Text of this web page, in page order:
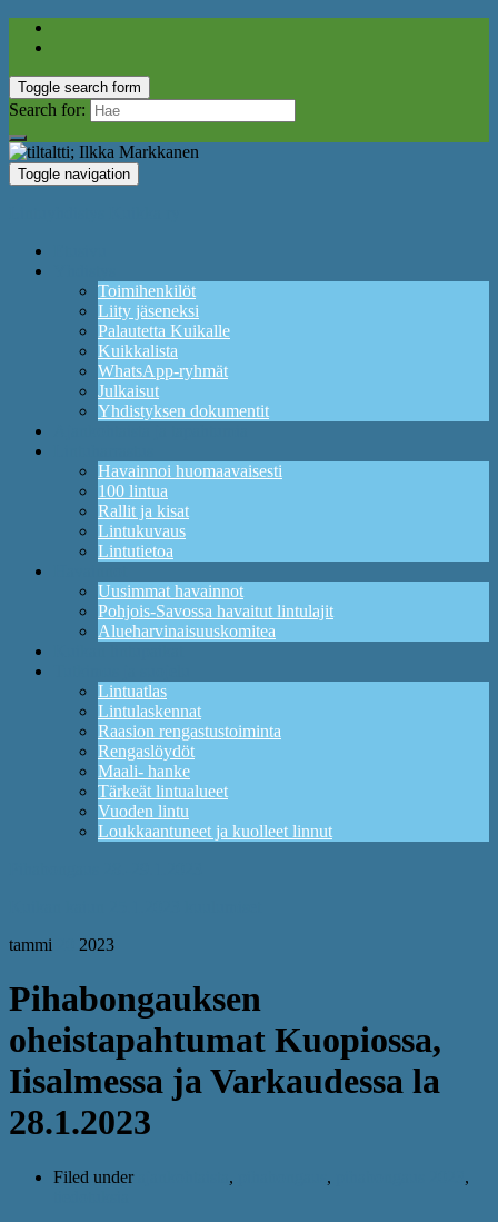
Toggle search form
Search for:
Toggle navigation
Toimihenkilöt
Liity jäseneksi
Palautetta Kuikalle
Kuikkalista
WhatsApp-ryhmät
Julkaisut
Yhdistyksen dokumentit
Havainnoi huomaavaisesti
100 lintua
Rallit ja kisat
Lintukuvaus
Lintutietoa
Uusimmat havainnot
Pohjois-Savossa havaitut lintulajit
Alueharvinaisuuskomitea
Lintuatlas
Lintulaskennat
Raasion rengastustoiminta
Rengaslöydöt
Maali- hanke
Tärkeät lintualueet
Vuoden lintu
Loukkaantuneet ja kuolleet linnut
tammi
2023
Pihabongauksen
oheistapahtumat Kuopiossa,
Iisalmessa ja Varkaudessa la
28.1.2023
Filed under , ,
,